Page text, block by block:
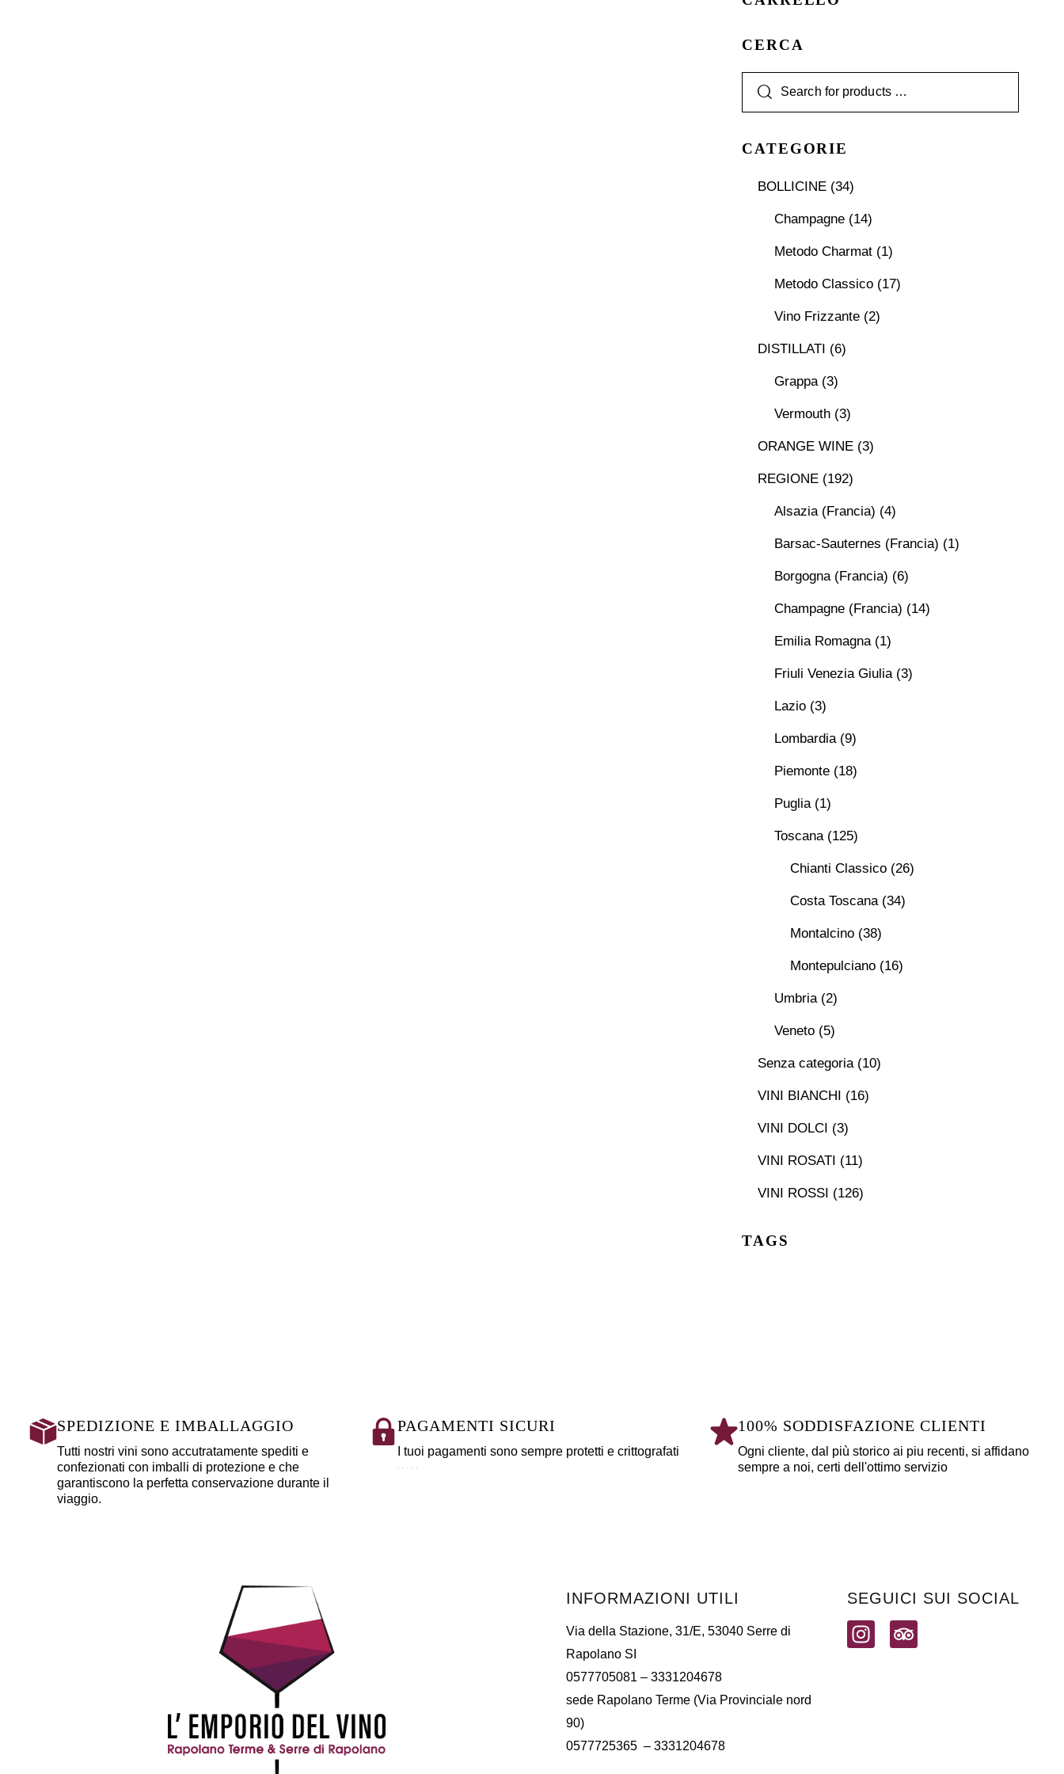
CERCA
CATEGORIE
BOLLICINE (34)
Champagne (14)
Metodo Charmat (1)
Metodo Classico (17)
Vino Frizzante (2)
DISTILLATI (6)
Grappa (3)
Vermouth (3)
ORANGE WINE (3)
REGIONE (192)
Alsazia (Francia) (4)
Barsac-Sauternes (Francia) (1)
Borgogna (Francia) (6)
Champagne (Francia) (14)
Emilia Romagna (1)
Friuli Venezia Giulia (3)
Lazio (3)
Lombardia (9)
Piemonte (18)
Puglia (1)
Toscana (125)
Chianti Classico (26)
Costa Toscana (34)
Montalcino (38)
Montepulciano (16)
Umbria (2)
Veneto (5)
Senza categoria (10)
VINI BIANCHI (16)
VINI DOLCI (3)
VINI ROSATI (11)
VINI ROSSI (126)
TAGS
SPEDIZIONE E IMBALLAGGIO
Tutti nostri vini sono accutratamente spediti e
confezionati con imballi di protezione e che
garantiscono la perfetta conservazione durante il
viaggio.
PAGAMENTI SICURI
I tuoi pagamenti sono sempre protetti e crittografati
100% SODDISFAZIONE CLIENTI
Ogni cliente, dal più storico ai piu recenti, si affidano
sempre a noi, certi dell'ottimo servizio
INFORMAZIONI UTILI
Via della Stazione, 31/E, 53040 Serre di
Rapolano SI
0577705081 – 3331204678
sede Rapolano Terme (Via Provinciale nord
90)
0577725365 – 3331204678
SEGUICI SUI SOCIAL